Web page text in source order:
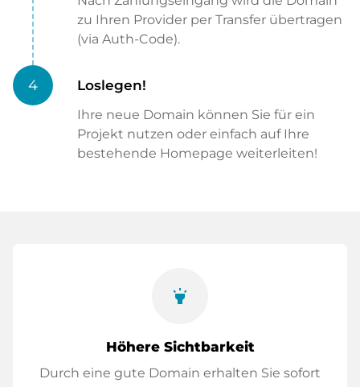
zu Ihren Provider per Transfer übertragen
(via Auth-Code).
4 Loslegen!
Ihre neue Domain können Sie für ein
Projekt nutzen oder einfach auf Ihre
bestehende Homepage weiterleiten!
highlight
Höhere Sichtbarkeit
Durch eine gute Domain erhalten Sie sofort